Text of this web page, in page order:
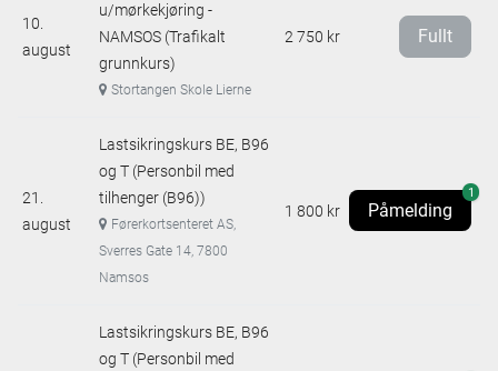
10.
august
u/mørkekjøring -
NAMSOS (Trafikalt
grunnkurs)
Stortangen Skole Lierne
2 750 kr Fullt
21.
august
Lastsikringskurs BE, B96
og T (Personbil med
tilhenger (B96))
Førerkortsenteret AS,
Sverres Gate 14, 7800
Namsos
1 800 kr Påmelding
1
Lastsikringskurs BE, B96
og T (Personbil med